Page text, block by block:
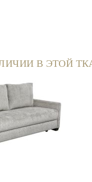
В ЭТОЙ